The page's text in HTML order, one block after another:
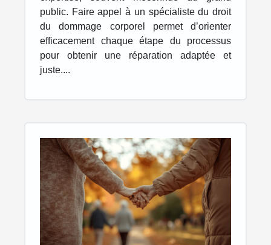
public. Faire appel à un spécialiste du droit
du dommage corporel permet d’orienter
efficacement chaque étape du processus
pour obtenir une réparation adaptée et
juste....